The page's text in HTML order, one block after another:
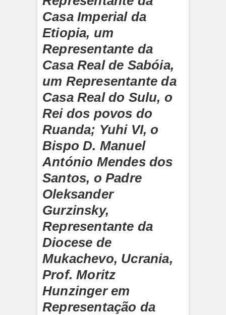
Casa Imperial da
Etiopia, um
Representante da
Casa Real de Sabóia,
um Representante da
Casa Real do Sulu, o
Rei dos povos do
Ruanda; Yuhi VI, o
Bispo D. Manuel
António Mendes dos
Santos, o Padre
Oleksander
Gurzinsky,
Representante da
Diocese de
Mukachevo, Ucrania,
Prof. Moritz
Hunzinger em
Representação da